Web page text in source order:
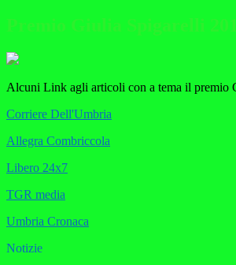
Premio Giulia Spigarelli
Alcuni Link agli articoli con a tema il premio
Corriere Dell'Umbria
Allegra Combriccola
Libero 24x7
TGR media
Umbria Cronaca
Notizie